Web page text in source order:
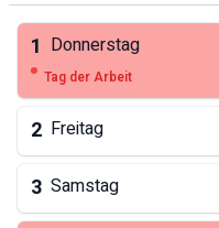
1 Donnerstag
Tag der Arbeit
2 Freitag
3 Samstag